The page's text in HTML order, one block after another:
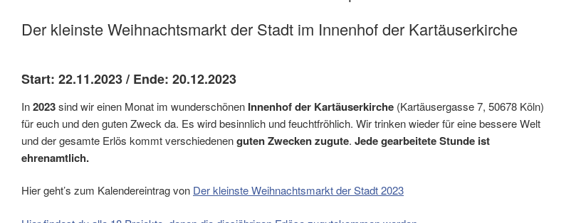
Der kleinste Weihnachtsmarkt der Stadt im Innenhof der Kartäuserkirche
Start: 22.11.2023 / Ende: 20.12.2023
In2023sind wir einen Monat im wunderschönen Innenhof der Kartäuserkirche (Kartäusergasse 7, 50678 Köln)
für euch und den guten Zweck da. Es wird besinnlich und feuchtfröhlich. Wir trinken wieder für eine bessere Welt
und der gesamte Erlös kommt verschiedenenguten Zwecken zugute. Jede gearbeitete Stunde ist
ehrenamtlich.
Hier geht’s zum Kalendereintrag von Der kleinste Weihnachtsmarkt der Stadt 2023